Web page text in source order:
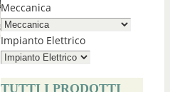
Meccanica
Impianto Elettrico
TUTTI I PRODOTTI